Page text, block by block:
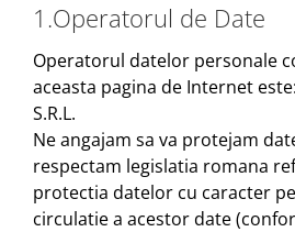
1.Operatorul de Date
Operatorul datelor personale
aceasta pagina de Internet
S.R.L.
Ne angajam sa va protejam
respectam legislatia romana
protectia datelor cu caracter
circulatie a acestor date